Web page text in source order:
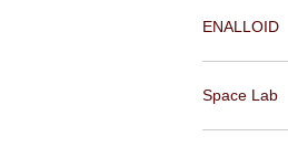
ENALLOID
Space Lab